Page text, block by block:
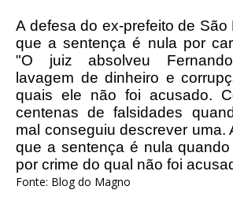
A defesa do ex-prefeito de São
que a sentença é nula por
"O juiz absolveu
lavagem de dinheiro e
quais ele não foi acusado.
centenas de falsidades
mal conseguiu descrever uma.
que a sentença é nula
por crime do qual não foi
Fonte: Blog do Magno